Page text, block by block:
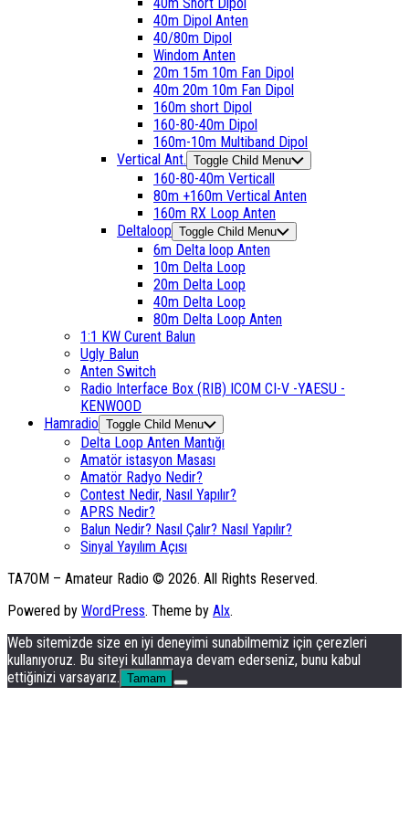
40m Dipol Anten
40/80m Dipol
Windom Anten
20m 15m 10m Fan Dipol
40m 20m 10m Fan Dipol
160m short Dipol
160-80-40m Dipol
160m-10m Multiband Dipol
Vertical Ant. Toggle Child Menu
160-80-40m Verticall
80m +160m Vertical Anten
160m RX Loop Anten
Deltaloop Toggle Child Menu
6m Delta loop Anten
10m Delta Loop
20m Delta Loop
40m Delta Loop
80m Delta Loop Anten
1:1 KW Curent Balun
Ugly Balun
Anten Switch
Radio Interface Box (RIB) ICOM CI-V -YAESU -
KENWOOD
Hamradio Toggle Child Menu
Delta Loop Anten Mantığı
Amatör istasyon Masası
Amatör Radyo Nedir?
Contest Nedir, Nasıl Yapılır?
APRS Nedir?
Balun Nedir? Nasıl Çalır? Nasıl Yapılır?
Sinyal Yayılım Açısı
TA7OM – Amateur Radio © 2026. All Rights Reserved.
Powered by WordPress. Theme by Alx.
Web sitemizde size en iyi deneyimi sunabilmemiz için çerezleri
kullanıyoruz. Bu siteyi kullanmaya devam ederseniz, bunu kabul
ettiğinizi varsayarız. Tamam